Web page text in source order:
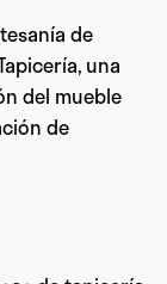
de
una
del mueble
de